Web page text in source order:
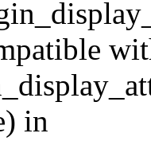
in